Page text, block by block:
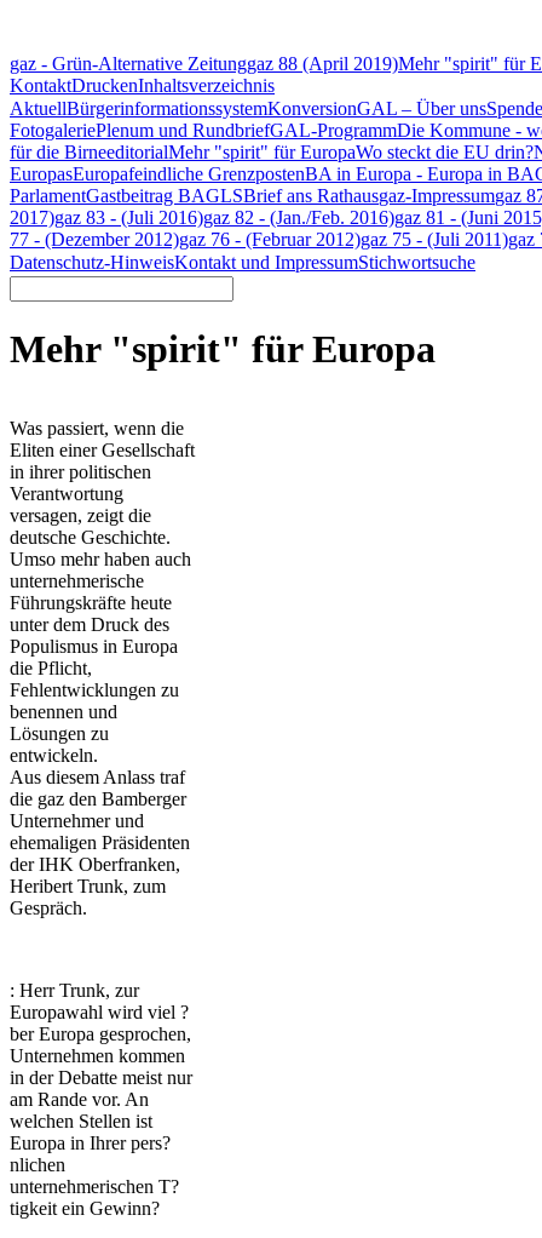
gaz - Grün-Alternative Zeitunggaz 88 (April 2019)Mehr "spirit" für
KontaktDruckenInhaltsverzeichnis
AktuellBürgerinformationssystemKonversionGAL – Über uns
FotogaleriePlenum und RundbriefGAL-ProgrammDie Kommune -
für die BirneeditorialMehr "spirit" für EuropaWo steckt die EU drin?
EuropasEuropafeindliche GrenzpostenBA in Europa - Europa in BA
ParlamentGastbeitrag BAGLSBrief ans Rathausgaz-Impressumgaz
2017)gaz 83 - (Juli 2016)gaz 82 - (Jan./Feb. 2016)gaz 81 - (Juni
77 - (Dezember 2012)gaz 76 - (Februar 2012)gaz 75 - (Juli 2011)gaz
Datenschutz-HinweisKontakt und ImpressumStichwortsuche
Mehr "spirit" für Europa
Was passiert, wenn die
Eliten einer Gesellschaft
in ihrer politischen
Verantwortung
versagen, zeigt die
deutsche Geschichte.
Umso mehr haben auch
unternehmerische
Führungskräfte heute
unter dem Druck des
Populismus in Europa
die Pflicht,
Fehlentwicklungen zu
benennen und
Lösungen zu
entwickeln.
Aus diesem Anlass traf
die gaz den Bamberger
Unternehmer und
ehemaligen Präsidenten
der IHK Oberfranken,
Heribert Trunk, zum
Gespräch.
: Herr Trunk, zur
Europawahl wird viel ?
ber Europa gesprochen,
Unternehmen kommen
in der Debatte meist nur
am Rande vor. An
welchen Stellen ist
Europa in Ihrer pers?
nlichen
unternehmerischen T?
tigkeit ein Gewinn?